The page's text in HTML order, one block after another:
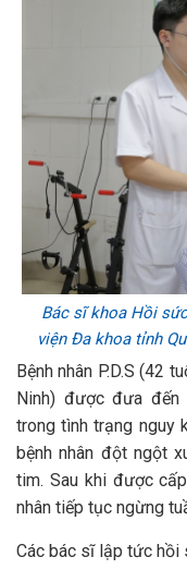
Bác sĩ khoa Hồi
viện Đa khoa tỉnh
Bệnh nhân P.D.S (42
Ninh) được đưa đến
trong tình trạng nguy
bệnh nhân đột ngột
tim. Sau khi được
nhân tiếp tục ngừng
Các bác sĩ lập tức hồi